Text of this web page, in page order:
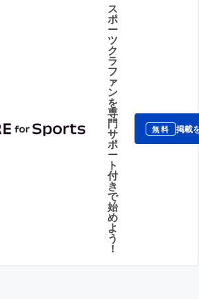
ス
ポ
ー
ツ
ク
ラ
フ
ァ
ン
を
専
門
サ
ポ
ー
ト
付
き
で
始
め
よ
う
！
無料 掲載